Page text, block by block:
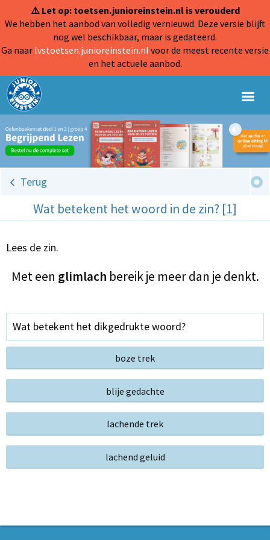
⚠️ Let op: toetsen.junioreinstein.nl is verouderd
We hebben het aanbod van volledig vernieuwd. Deze versie blijft
nog wel beschikbaar, maar is gedateerd.
Ga naar lvstoetsen.junioreinstein.nl voor de meest recente versie
en het actuele aanbod.
Terug
Wat betekent het woord in de zin? [1]
Lees de zin.
Met een glimlach bereik je meer dan je denkt.
Wat betekent het dikgedrukte woord?
boze trek
blije gedachte
lachende trek
lachend geluid